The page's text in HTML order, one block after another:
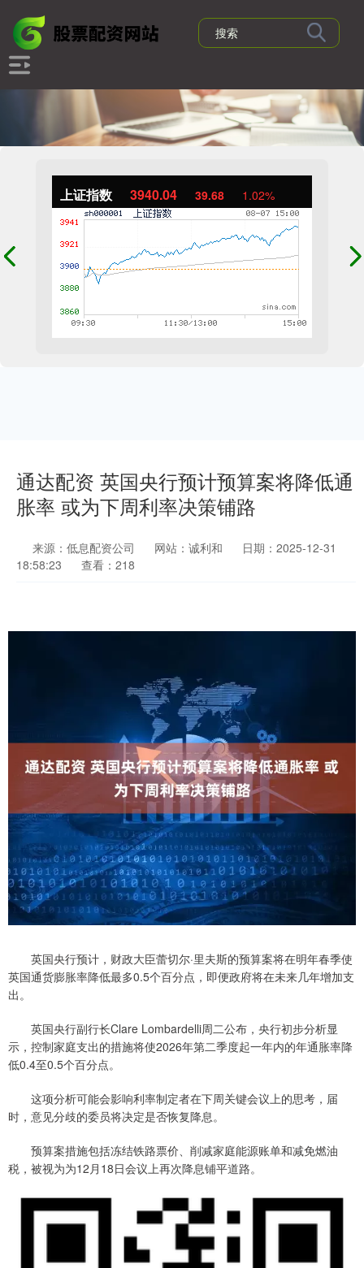
上证指数 3940.04 39.68 1.02%
通达配资 英国央行预计预算案将降低通
胀率 或为下周利率决策铺路
来源：低息配资公司 网站：诚利和
日期：2025-12-31
18:58:23
查看：218
英国央行预计，财政大臣蕾切尔·里夫斯的预算案将在明年春季使
英国通货膨胀率降低最多0.5个百分点，即便政府将在未来几年增加支
出。
英国央行副行长Clare Lombardelli周二公布，央行初步分析显
示，控制家庭支出的措施将使2026年第二季度起一年内的年通胀率降
低0.4至0.5个百分点。
这项分析可能会影响利率制定者在下周关键会议上的思考，届
时，意见分歧的委员将决定是否恢复降息。
预算案措施包括冻结铁路票价、削减家庭能源账单和减免燃油
税，被视为为12月18日会议上再次降息铺平道路。